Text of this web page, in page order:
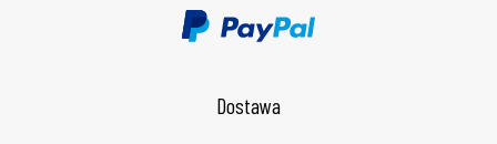
Dostawa